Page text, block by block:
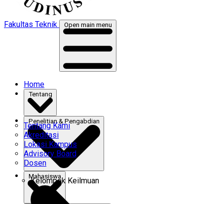
Fakultas Teknik Open main menu
Home
Tentang Kami
Akreditasi
Lokasi Kampus
Advisory Board
Dosen
Kelompok Keilmuan
Mahasiswa